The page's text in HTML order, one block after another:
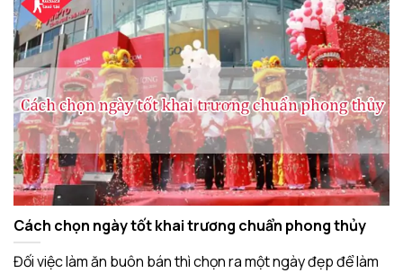
Cách chọn ngày tốt khai trương chuẩn phong thủy
Đối việc làm ăn buôn bán thì chọn ra một ngày đẹp để làm